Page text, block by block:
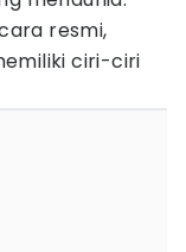
resmi,
ciri-ciri